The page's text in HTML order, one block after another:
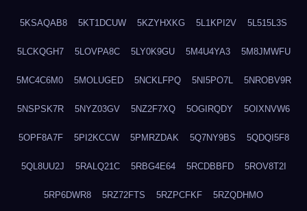
5KSAQAB8 5KT1DCUW 5KZYHXKG 5L1KPI2V 5L515L3S
5LCKQGH7 5LOVPA8C 5LY0K9GU 5M4U4YA3 5M8JMWFU
5MC4C6M0 5MOLUGED 5NCKLFPQ 5NI5PO7L 5NROBV9R
5NSPSK7R 5NYZ03GV 5NZ2F7XQ 5OGIRQDY 5OIXNVW6
5OPF8A7F 5PI2KCCW 5PMRZDAK 5Q7NY9BS 5QDQI5F8
5QL8UU2J 5RALQ21C 5RBG4E64 5RCDBBFD 5ROV8T2I
5RP6DWR8 5RZ72FTS 5RZPCFKF 5RZQDHMO